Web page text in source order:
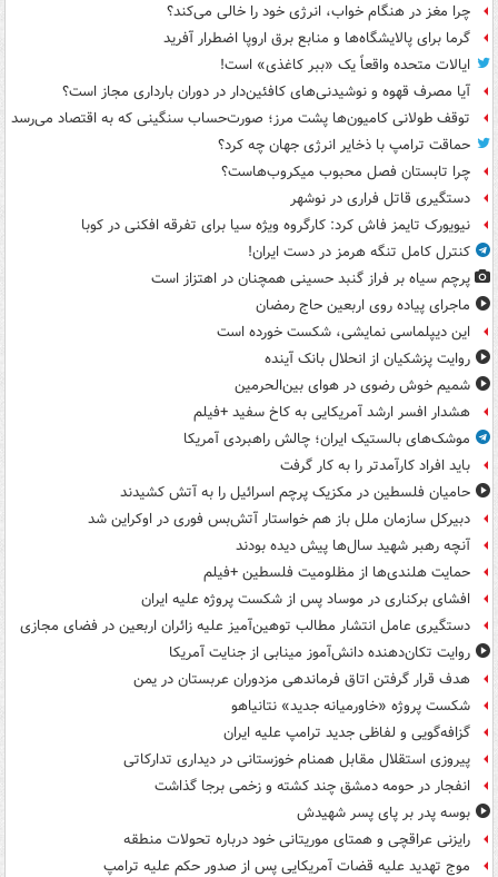
چرا مغز در هنگام خواب، انرژی خود را خالی می‌کند؟
گرما برای پالایشگاه‌ها و منابع برق اروپا اضطرار آفرید
ایالات متحده واقعاً یک «ببر کاغذی» است!
آیا مصرف قهوه و نوشیدنی‌های کافئین‌دار در دوران بارداری مجاز است؟
توقف طولانی کامیون‌ها پشت مرز؛ صورت‌حساب سنگینی که به اقتصاد می‌رسد
حماقت ترامپ با ذخایر انرژی جهان چه کرد؟
چرا تابستان فصل محبوب میکروب‌هاست؟
دستگیری قاتل فراری در نوشهر
نیویورک تایمز فاش کرد: کارگروه ویژه سیا برای تفرقه افکنی در کوبا
کنترل کامل تنگه هرمز در دست ایران!
پرچم سیاه بر فراز گنبد حسینی همچنان در اهتزاز است
ماجرای پیاده روی اربعین حاج رمضان
این دیپلماسی نمایشی، شکست خورده است
روایت پزشکیان از انحلال بانک آینده
شمیم خوش رضوی در هوای بین‌الحرمین
هشدار افسر ارشد آمریکایی به کاخ سفید +فیلم
موشک‌های بالستیک ایران؛ چالش راهبردی آمریکا
باید افراد کارآمدتر را به کار گرفت
حامیان فلسطین در مکزیک پرچم اسرائیل را به آتش کشیدند
دبیرکل سازمان ملل باز هم خواستار آتش‌بس فوری در اوکراین شد
آنچه رهبر شهید سال‌ها پیش دیده بودند
حمایت هلندی‌ها از مظلومیت فلسطین +فیلم
افشای برکناری در موساد پس از شکست پروژه علیه ایران
دستگیری عامل انتشار مطالب توهین‌آمیز علیه زائران اربعین در فضای مجازی
روایت تکان‌دهنده دانش‌آموز مینابی از جنایت آمریکا
هدف قرار گرفتن اتاق‌ فرماندهی مزدوران عربستان در یمن
شکست پروژه «خاورمیانه جدید» نتانیاهو
گزافه‌گویی و لفاظی جدید ترامپ علیه ایران
پیروزی استقلال مقابل همنام خوزستانی در دیداری تدارکاتی
انفجار در حومه دمشق چند کشته و زخمی برجا گذاشت
بوسه‌ پدر بر پای پسر شهیدش
رایزنی عراقچی و همتای موریتانی خود درباره تحولات منطقه
موج تهدید علیه قضات آمریکایی پس از صدور حکم علیه ترامپ